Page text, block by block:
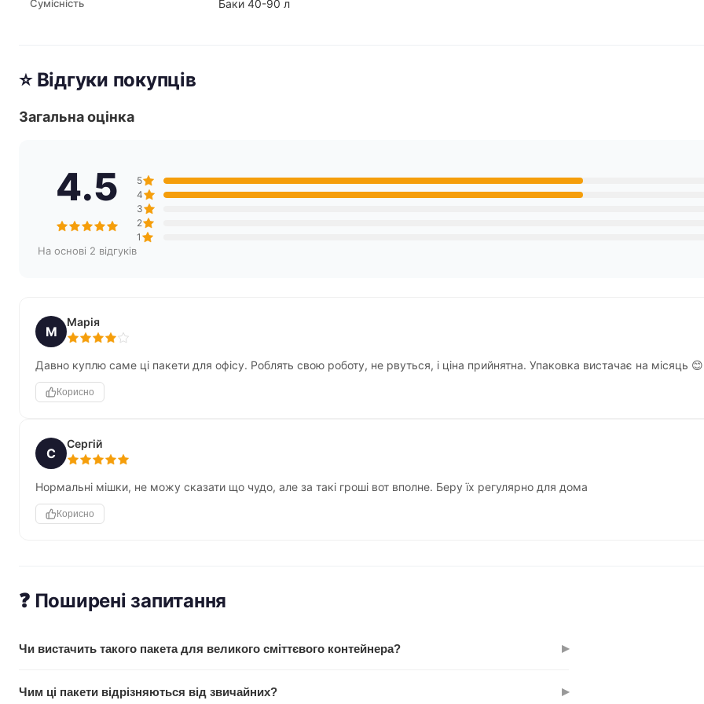
Сумісність Баки 40-90 л
⭐ Відгуки покупців
Загальна оцінка
4.5
На основі 2 відгуків
5
4
3
2
1
М
Марія
Давно куплю саме ці пакети для офісу. Роблять свою роботу, не рвуться, і ціна прийнятна. Упаковка вистачає на місяць 😊
Корисно
С
Сергій
Нормальні мішки, не можу сказати що чудо, але за такі гроші вот вполне. Беру їх регулярно для дома
Корисно
❓ Поширені запитання
Чи вистачить такого пакета для великого сміттєвого контейнера? ▸
не надмірний, і добре розтягується при наповненні.
Чим ці пакети відрізняються від звичайних? ▸